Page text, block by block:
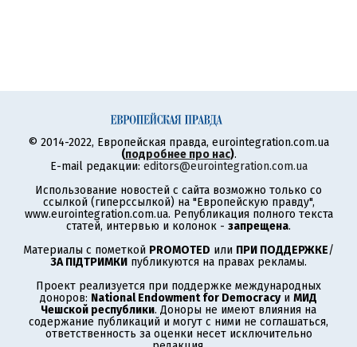
© 2014-2022, Европейская правда, eurointegration.com.ua
(подробнее про нас).
E-mail редакции: editors@eurointegration.com.ua
Использование новостей с сайта возможно только со
ссылкой (гиперссылкой) на "Европейскую правду",
www.eurointegration.com.ua. Републикация полного текста
статей, интервью и колонок - запрещена.
Материалы с пометкой PROMOTED или ПРИ ПОДДЕРЖКЕ/
ЗА ПІДТРИМКИ публикуются на правах рекламы.
Проект реализуется при поддержке международных
доноров: National Endowment for Democracyи МИД
Чешской республики. Доноры не имеют влияния на
содержание публикаций и могут с ними не соглашаться,
ответственность за оценки несет исключительно